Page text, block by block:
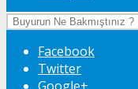
Facebook
Twitter